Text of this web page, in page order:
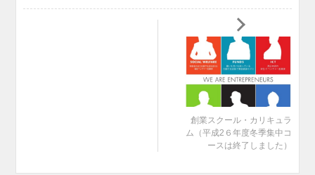
創業スクール・カリキュラ
ム（平成2６年度冬季集中コ
ースは終了しました）